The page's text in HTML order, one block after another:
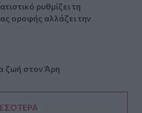
ρυθμίζει τη
οροφής αλλάζει την
ζωή στον Άρη